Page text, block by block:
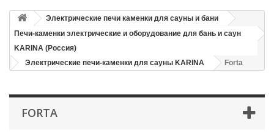
Электрические печи каменки для сауны и бани
Печи-каменки электрические и оборудование для бань и саун
KARINA (Россия)
Электрические печи-каменки для сауны KARINA
Forta
FORTA